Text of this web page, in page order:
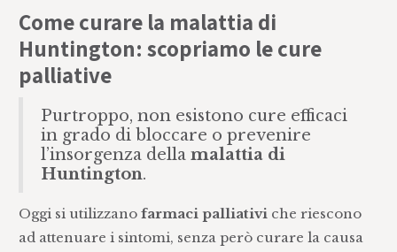
Come curare la malattia di
Huntington: scopriamo le cure
palliative
Purtroppo, non esistono cure efficaci
in grado di bloccare o prevenire
l’insorgenza dellamalattia di
Huntington.
Oggi si utilizzanofarmaci palliativi che riescono
ad attenuare i sintomi, senza però curare la causa